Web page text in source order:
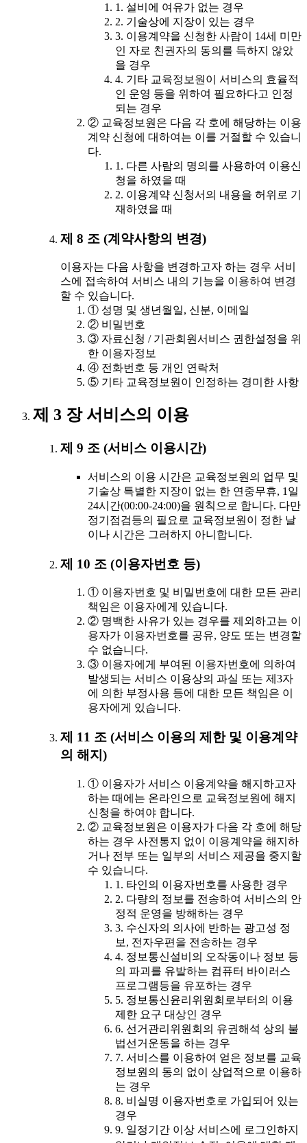
1. 설비에 여유가 없는 경우
2. 기술상에 지장이 있는 경우
3. 이용계약을 신청한 사람이 14세 미만
인 자로 친권자의 동의를 득하지 않았
을 경우
4. 기타 교육정보원이 서비스의 효율적
인 운영 등을 위하여 필요하다고 인정
되는 경우
② 교육정보원은 다음 각 호에 해당하는 이용
계약 신청에 대하여는 이를 거절할 수 있습니
다.
1. 다른 사람의 명의를 사용하여 이용신
청을 하였을 때
2. 이용계약 신청서의 내용을 허위로 기
재하였을 때
제 8 조 (계약사항의 변경)
이용자는 다음 사항을 변경하고자 하는 경우 서비
스에 접속하여 서비스 내의 기능을 이용하여 변경
할 수 있습니다.
① 성명 및 생년월일, 신분, 이메일
② 비밀번호
③ 자료신청 / 기관회원서비스 권한설정을 위
한 이용자정보
④ 전화번호 등 개인 연락처
⑤ 기타 교육정보원이 인정하는 경미한 사항
제 3 장 서비스의 이용
제 9 조 (서비스 이용시간)
서비스의 이용 시간은 교육정보원의 업무 및
기술상 특별한 지장이 없는 한 연중무휴, 1일
24시간(00:00-24:00)을 원칙으로 합니다. 다만
정기점검등의 필요로 교육정보원이 정한 날
이나 시간은 그러하지 아니합니다.
제 10 조 (이용자번호 등)
① 이용자번호 및 비밀번호에 대한 모든 관리
책임은 이용자에게 있습니다.
② 명백한 사유가 있는 경우를 제외하고는 이
용자가 이용자번호를 공유, 양도 또는 변경할
수 없습니다.
③ 이용자에게 부여된 이용자번호에 의하여
발생되는 서비스 이용상의 과실 또는 제3자
에 의한 부정사용 등에 대한 모든 책임은 이
용자에게 있습니다.
제 11 조 (서비스 이용의 제한 및 이용계약
의 해지)
① 이용자가 서비스 이용계약을 해지하고자
하는 때에는 온라인으로 교육정보원에 해지
신청을 하여야 합니다.
② 교육정보원은 이용자가 다음 각 호에 해당
하는 경우 사전통지 없이 이용계약을 해지하
거나 전부 또는 일부의 서비스 제공을 중지할
수 있습니다.
1. 타인의 이용자번호를 사용한 경우
2. 다량의 정보를 전송하여 서비스의 안
정적 운영을 방해하는 경우
3. 수신자의 의사에 반하는 광고성 정
보, 전자우편을 전송하는 경우
4. 정보통신설비의 오작동이나 정보 등
의 파괴를 유발하는 컴퓨터 바이러스
프로그램등을 유포하는 경우
5. 정보통신윤리위원회로부터의 이용
제한 요구 대상인 경우
6. 선거관리위원회의 유권해석 상의 불
법선거운동을 하는 경우
7. 서비스를 이용하여 얻은 정보를 교육
정보원의 동의 없이 상업적으로 이용하
는 경우
8. 비실명 이용자번호로 가입되어 있는
경우
9. 일정기간 이상 서비스에 로그인하지